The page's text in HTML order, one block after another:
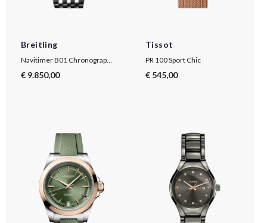
Breitling
€ 9.850,00
Tissot
PR 100 Sport Chic
€ 545,00